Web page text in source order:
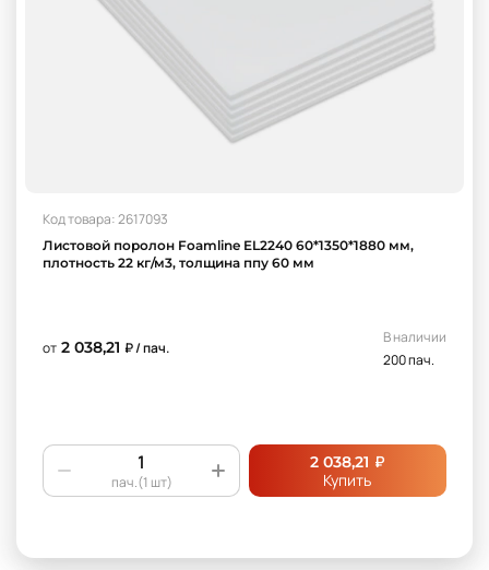
Код товара: 2617093
Листовой поролон Foamline EL2240 60*1350*1880 мм,
плотность 22 кг/м3, толщина ппу 60 мм
от 2 038,21 ₽ / пач.
В наличии
200 пач.
пач.(1 шт)
2 038,21 ₽
Купить